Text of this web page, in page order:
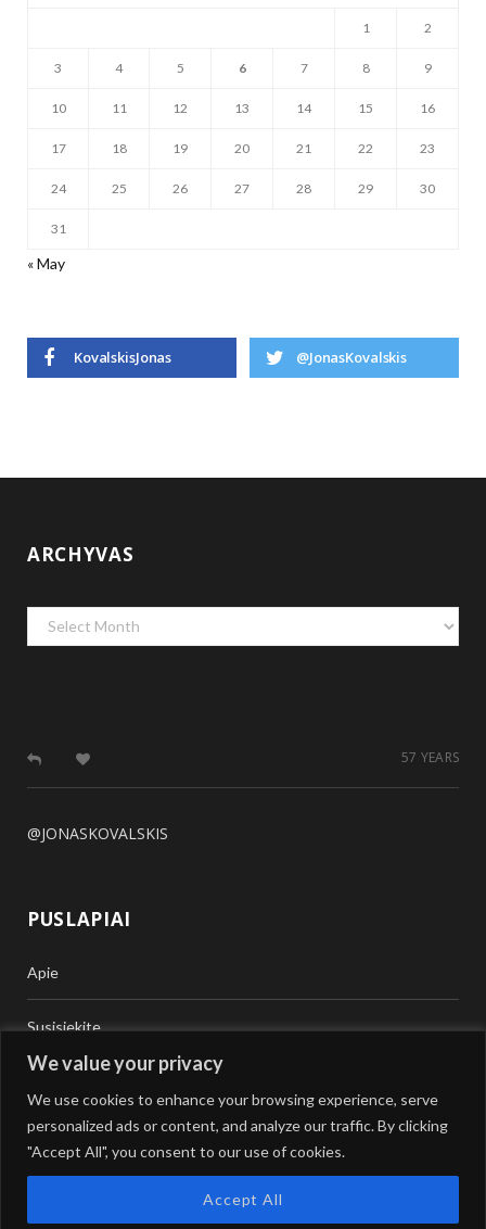
We value your privacy
We use cookies to enhance your browsing experience, serve
personalized ads or content, and analyze our traffic. By clicking
"Accept All", you consent to our use of cookies.
Accept All
1 2
3 4 5 6 7 8 9
10 11 12 13 14 15 16
17 18 19 20 21 22 23
24 25 26 27 28 29 30
31
« May
KovalskisJonas @JonasKovalskis
ARCHYVAS
Archyvas
57 YEARS
@JONASKOVALSKIS
PUSLAPIAI
Apie
Susisiekite
Vertimai